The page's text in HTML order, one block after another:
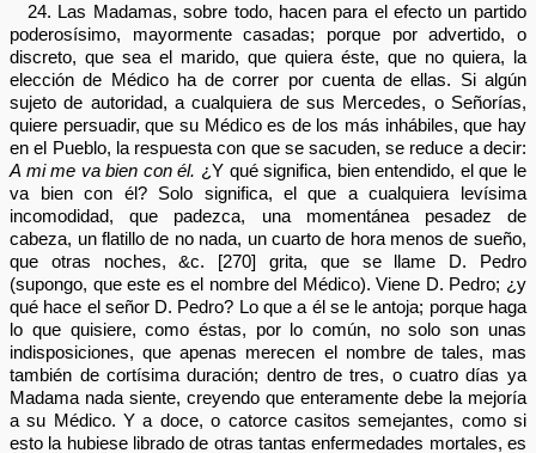
24. Las Madamas, sobre todo, hacen para el efecto un partido
poderosísimo, mayormente casadas; porque por advertido, o
discreto, que sea el marido, que quiera éste, que no quiera, la
elección de Médico ha de correr por cuenta de ellas. Si algún
sujeto de autoridad, a cualquiera de sus Mercedes, o Señorías,
quiere persuadir, que su Médico es de los más inhábiles, que hay
en el Pueblo, la respuesta con que se sacuden, se reduce a decir:
A mi me va bien con él. ¿Y qué significa, bien entendido, el que le
va bien con él? Solo significa, el que a cualquiera levísima
incomodidad, que padezca, una momentánea pesadez de
cabeza, un flatillo de no nada, un cuarto de hora menos de sueño,
que otras noches, &c. [270] grita, que se llame D. Pedro
(supongo, que este es el nombre del Médico). Viene D. Pedro; ¿y
qué hace el señor D. Pedro? Lo que a él se le antoja; porque haga
lo que quisiere, como éstas, por lo común, no solo son unas
indisposiciones, que apenas merecen el nombre de tales, mas
también de cortísima duración; dentro de tres, o cuatro días ya
Madama nada siente, creyendo que enteramente debe la mejoría
a su Médico. Y a doce, o catorce casitos semejantes, como si
esto la hubiese librado de otras tantas enfermedades mortales, es